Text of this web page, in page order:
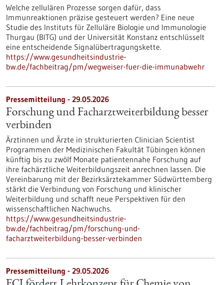
Welche zellulären Prozesse sorgen dafür, dass
Immunreaktionen präzise gesteuert werden? Eine neue
Studie des Instituts für Zelluläre Biologie und Immunologie
Thurgau (BITG) und der Universität Konstanz entschlüsselt
eine entscheidende Signalübertragungskette.
https://www.gesundheitsindustrie-
bw.de/fachbeitrag/pm/wegweiser-fuer-die-immunabwehr
Pressemitteilung - 29.05.2026
Forschung und Facharztweiterbildung besser
verbinden
Ärztinnen und Ärzte in strukturierten Clinician Scientist
Programmen der Medizinischen Fakultät Tübingen können
künftig bis zu zwölf Monate patientennahe Forschung auf
ihre fachärztliche Weiterbildungszeit anrechnen lassen. Die
Vereinbarung mit der Bezirksärztekammer Südwürttemberg
stärkt die Verbindung von Forschung und klinischer
Weiterbildung und schafft neue Perspektiven für den
wissenschaftlichen Nachwuchs.
https://www.gesundheitsindustrie-
bw.de/fachbeitrag/pm/forschung-und-
facharztweiterbildung-besser-verbinden
Pressemitteilung - 29.05.2026